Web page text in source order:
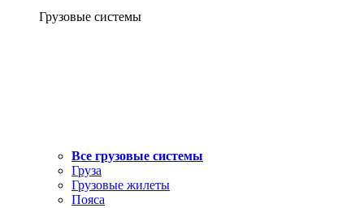
Грузовые системы
Все грузовые системы
Груза
Грузовые жилеты
Пояса